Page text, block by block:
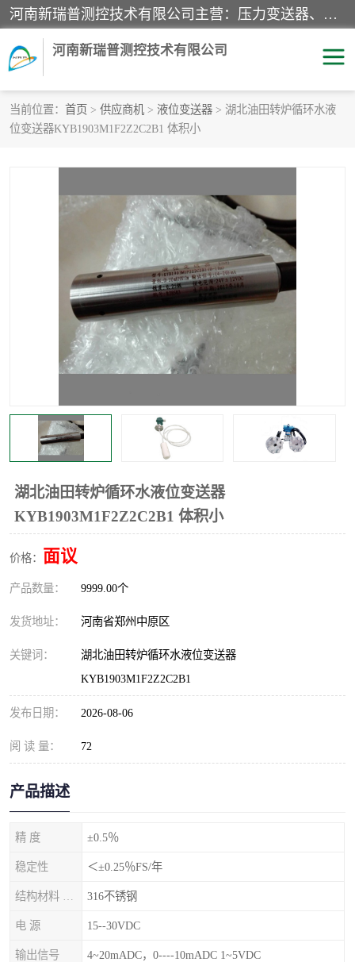
河南新瑞普测控技术有限公司主营：压力变送器、液位变送器、差压变送器、雷达料位计、电容物位计、温度显示控制仪表、电量变送器、流量计、工业自动化系统成套设备。
河南新瑞普测控技术有限公司
当前位置： 首页 > 供应商机 > 液位变送器 > 湖北油田转炉循环水液
位变送器KYB1903M1F2Z2C2B1 体积小
湖北油田转炉循环水液位变送器
KYB1903M1F2Z2C2B1 体积小
价格： 面议
产品数量： 9999.00个
发货地址： 河南省郑州中原区
关键词：
湖北油田转炉循环水液位变送器
KYB1903M1F2Z2C2B1
发布日期： 2026-08-06
阅 读 量： 72
产品描述
精 度 ±0.5％
稳定性 ＜±0.25％FS/年
316不锈钢
电 源 15--30VDC
输出信号 4~20mADC，0----10mADC 1~5VDC
霍尼韦尔压力变送器 CS系列变送器
液位变送器 雷达料位计
标准型工业压力变送器 罐旁显示仪
差压变送器 温度传感器变送器
压力变送器 电容物位计
温度显示控制仪表 电量变送器
流量计 工业自动化系统成套设备